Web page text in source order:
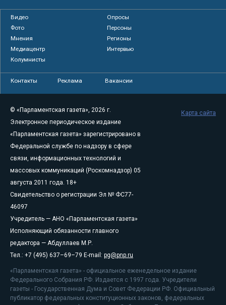
Видео
Опросы
Фото
Персоны
Мнения
Регионы
Медиацентр
Интервью
Колумнисты
Контакты Реклама Вакансии
© «Парламентская газета», 2026 г.
Электронное периодическое издание
«Парламентская газета» зарегистрировано в
Федеральной службе по надзору в сфере
связи, информационных технологий и
массовых коммуникаций (Роскомнадзор) 05
августа 2011 года. 18+
Свидетельство о регистрации Эл № ФС77-
46097
Учредитель — АНО «Парламентская газета»
Исполняющий обязанности главного
редактора — Абдуллаев М.Р.
Тел.: +7 (495) 637–69–79 E-mail: pg@pnp.ru
«Парламентская газета» - официальное еженедельное издание
Федерального Собрания РФ. Издается с 1997 года. Учредители
газеты - Государственная Дума и Совет Федерации РФ. Официальный
публикатор федеральных конституционных законов, федеральных
Карта сайта